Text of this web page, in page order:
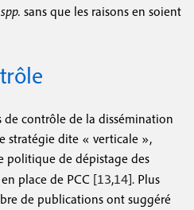
sans que les raisons en soient
de contrôle de la dissémination
stratégie dite « verticale »,
politique de dépistage des
place de PCC [13,14]. Plus
de publications ont suggéré